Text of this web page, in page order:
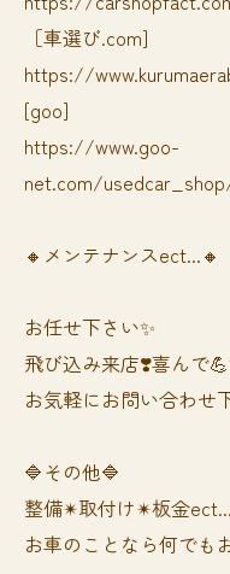
［車選び.com]
https://
[goo]
https://www.goo-
net.com/
🔸メンテナンスect...🔸
お任せ下さい✨
飛び込み来店❣️喜んで
お気軽にお問い合わせ
🔷その他🔷
整備✴︎取付け✴︎板金ect...
お車のことなら何でも